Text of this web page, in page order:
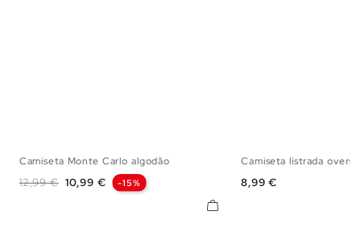
L
Camiseta Monte Carlo algodão
Preço normal
12,99 € Preço
10,99 € -15%
Camiseta listrada
Preço
8,99 €